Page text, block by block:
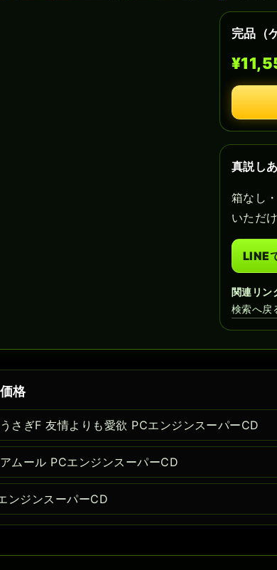
完品（
真説し
箱なし
いただ
LINE
関連リン
検索へ戻
格
さぎF 友情よりも愛欲 PCエンジンスーパーCD
ムール PCエンジンスーパーCD
ンジンスーパーCD